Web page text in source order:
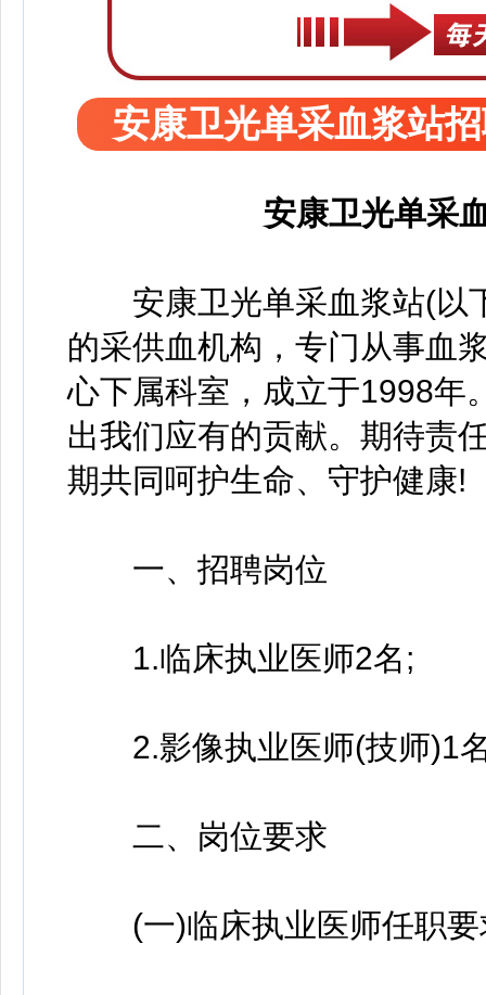
安康卫光单采血浆站
安康卫光单采
安康卫光单采血浆站(以下
的采供血机构，专门从事血
心下属科室，成立于1998年
出我们应有的贡献。期待责
期共同呵护生命、守护健康!
一、招聘岗位
1.临床执业医师2名;
2.影像执业医师(技师)1
二、岗位要求
(一)临床执业医师任职要